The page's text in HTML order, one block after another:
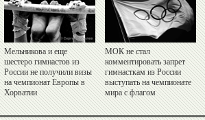
Мельникова и еще
шестеро гимнастов из
России не получили визы
на чемпионат Европы в
Хорватии
МОК не стал
комментировать запрет
гимнасткам из России
выступать на чемпионате
мира с флагом